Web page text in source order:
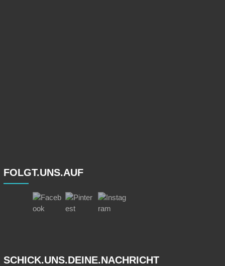
FOLGT.UNS.AUF
SCHICK.UNS.DEINE.NACHRICHT